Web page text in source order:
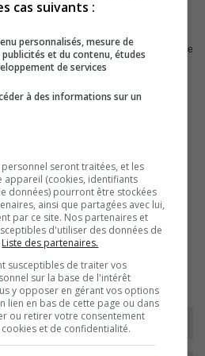
de 5 sera présenté le lendemain au Colisée
hebdomadaire de l’équipe aura lieu
et les billets y seront alors mis en
du Colisée, en plus des soirs de
auditeurs du FM 101,7 : Les parties
radiodiffusées, toujours avec Jean
cas suivants :
personnalisés, mesure de
et du contenu, études
de services
à des informations sur un
seront traitées, et les
appareil (cookies, identifiants
données) pourront être stockées
ainsi que partagées avec lui,
par ce site. Nos partenaires et
d'utiliser des données de
Liste des partenaires.
susceptibles de traiter vos
sur la base de l'intérêt
y opposer en gérant vos options
lien en bas de cette page ou dans
ou retirer votre consentement
et de confidentialité.